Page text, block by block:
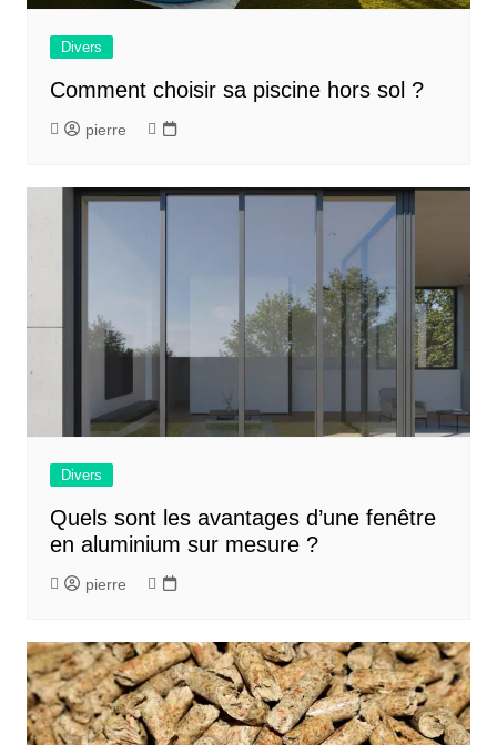
Divers
Comment choisir sa piscine hors sol ?
pierre
Divers
Quels sont les avantages d’une fenêtre
en aluminium sur mesure ?
pierre